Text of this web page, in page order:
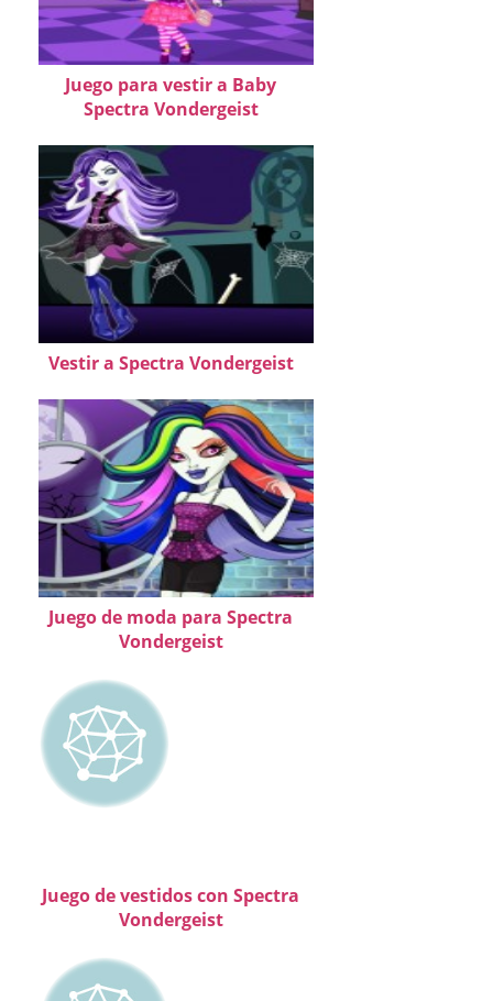
Juego para vestir a Baby
Spectra Vondergeist
Vestir a Spectra Vondergeist
Juego de moda para Spectra
Vondergeist
Juego de vestidos con Spectra
Vondergeist